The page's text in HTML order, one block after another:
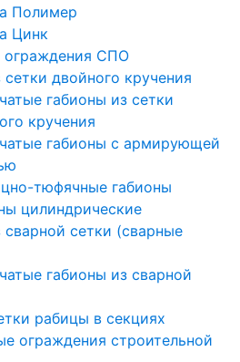
Полимер
Цинк
ограждения СПО
двойного кручения
габионы из сетки
кручения
габионы с армирующей
тюфячные габионы
цилиндрические
сварной сетки (сварные
габионы из сварной
рабицы в секциях
ограждения строительной